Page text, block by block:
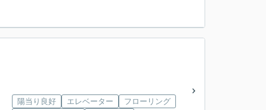
陽当り良好 エレベーター
フローリング